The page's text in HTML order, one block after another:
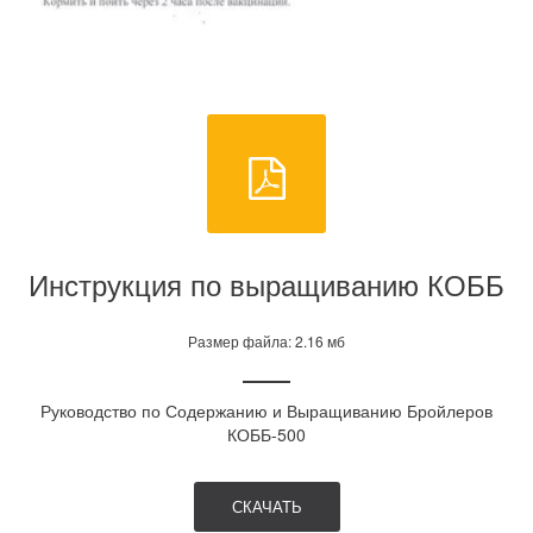
Инструкция по выращиванию КОББ
Размер файла: 2.16 мб
Руководство по Содержанию и Выращиванию Бройлеров
КОББ-500
СКАЧАТЬ